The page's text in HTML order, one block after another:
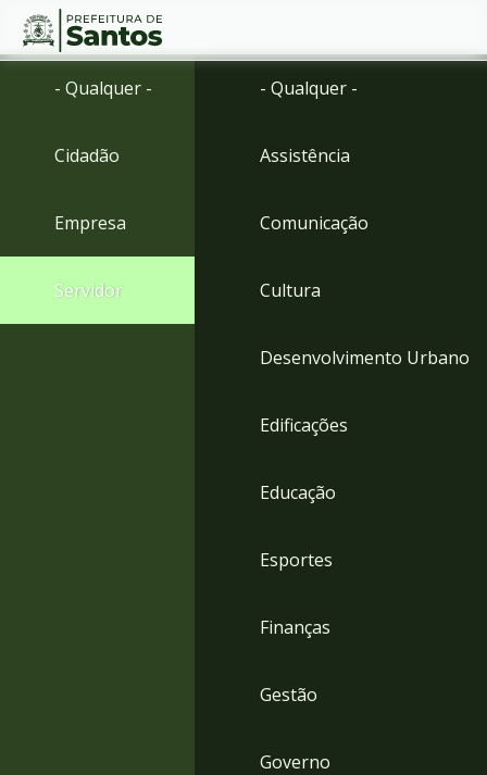
Ir
menu
para
Conteúdo
- Qualquer -
Cidadão
Empresa
Servidor
- Qualquer -
Assistência
Comunicação
Cultura
Desenvolvimento Urbano
Edificações
Educação
Esportes
Finanças
Gestão
Governo